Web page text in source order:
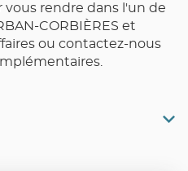
rendre dans l'un de
CORBIÈRES et
ou contactez-nous